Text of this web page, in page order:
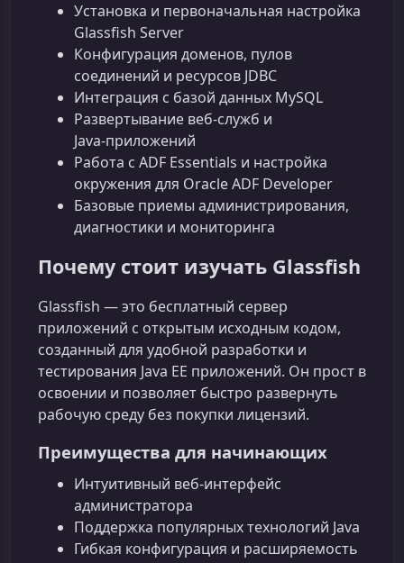
Установка и первоначальная настройка
Glassfish Server
Конфигурация доменов, пулов
соединений и ресурсов JDBC
Интеграция с базой данных MySQL
Развертывание веб‑служб и
Java‑приложений
Работа с ADF Essentials и настройка
окружения для Oracle ADF Developer
Базовые приемы администрирования,
диагностики и мониторинга
Почему стоит изучать Glassfish
Glassfish — это бесплатный сервер
приложений с открытым исходным кодом,
созданный для удобной разработки и
тестирования Java EE приложений. Он прост в
освоении и позволяет быстро развернуть
рабочую среду без покупки лицензий.
Преимущества для начинающих
Интуитивный веб‑интерфейс
администратора
Поддержка популярных технологий Java
Гибкая конфигурация и расширяемость